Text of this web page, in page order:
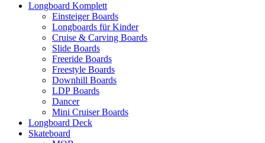
Longboard Komplett
Einsteiger Boards
Longboards für Kinder
Cruise & Carving Boards
Slide Boards
Freeride Boards
Freestyle Boards
Downhill Boards
LDP Boards
Dancer
Mini Cruiser Boards
Longboard Deck
Skateboard